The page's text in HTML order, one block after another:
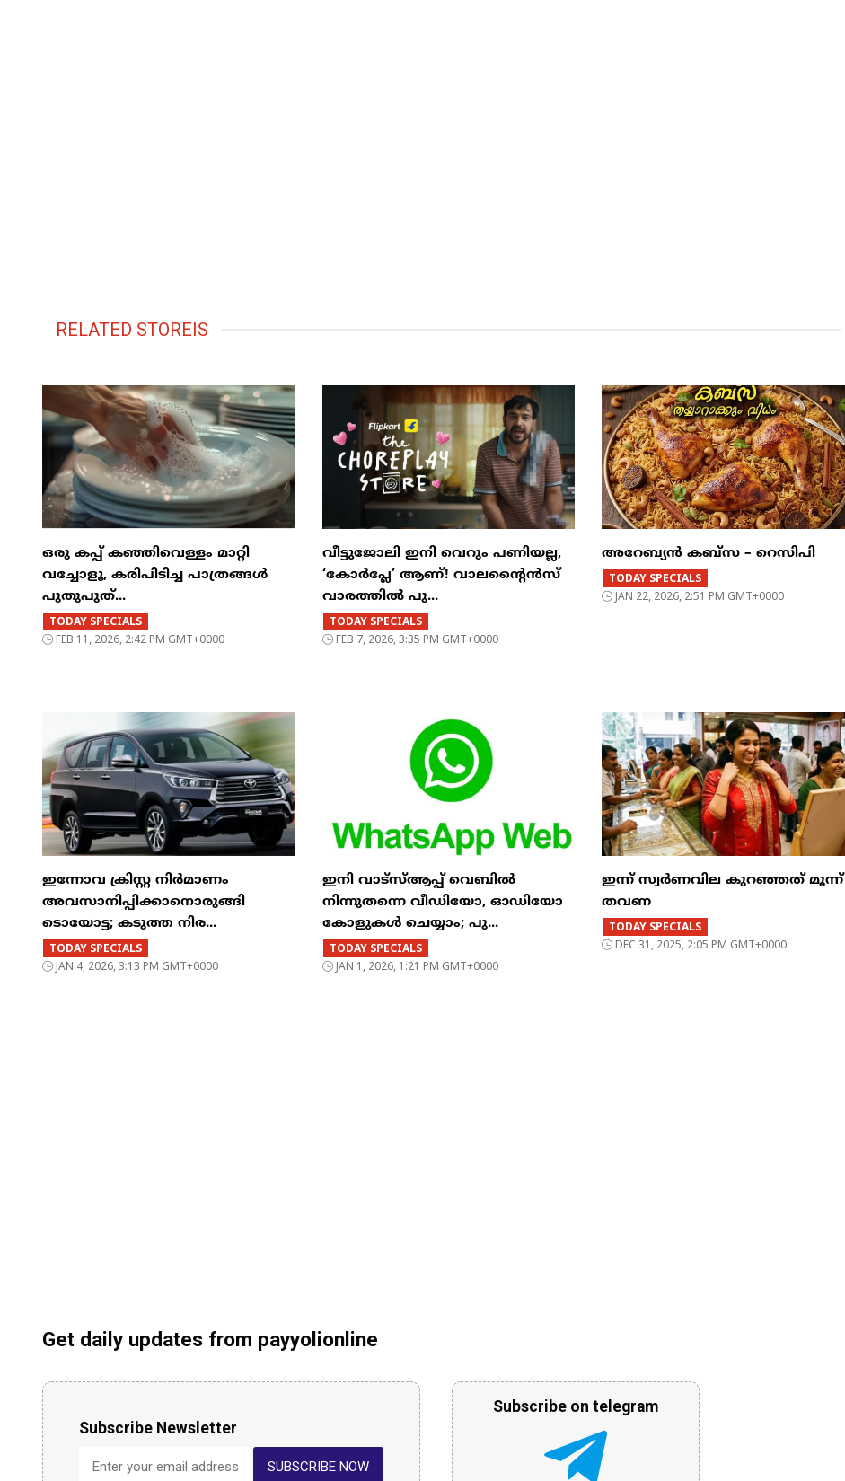
RELATED STOREIS
ഒരു കപ്പ് കഞ്ഞിവെള്ളം മാറ്റി
വച്ചോളൂ, കരിപിടിച്ച പാത്രങ്ങൾ
പുതുപുത്...
TODAY SPECIALS
FEB 11, 2026, 2:42 PM GMT+0000
വീട്ടുജോലി ഇനി വെറും പണിയല്ല,
‘കോർപ്ലേ’ ആണ്! വാലന്റൈൻസ്
വാരത്തിൽ പു...
TODAY SPECIALS
FEB 7, 2026, 3:35 PM GMT+0000
അറേബ്യൻ കബ്സ – റെസിപി
TODAY SPECIALS
JAN 22, 2026, 2:51 PM GMT+0000
ഇന്നോവ ക്രിസ്റ്റ നിർമാണം
അവസാനിപ്പിക്കാനൊരുങ്ങി
ടൊയോട്ട; കടുത്ത നിര...
TODAY SPECIALS
JAN 4, 2026, 3:13 PM GMT+0000
ഇനി വാട്‌സ്ആപ്പ് വെബിൽ
നിന്നുതന്നെ വീഡിയോ, ഓഡിയോ
കോളുകൾ ചെയ്യാം; പു...
TODAY SPECIALS
JAN 1, 2026, 1:21 PM GMT+0000
ഇന്ന് സ്വർണവില കുറഞ്ഞത് മൂന്ന്
തവണ
TODAY SPECIALS
DEC 31, 2025, 2:05 PM GMT+0000
Get daily updates from payyolionline
Subscribe Newsletter
SUBSCRIBE NOW
Subscribe on telegram